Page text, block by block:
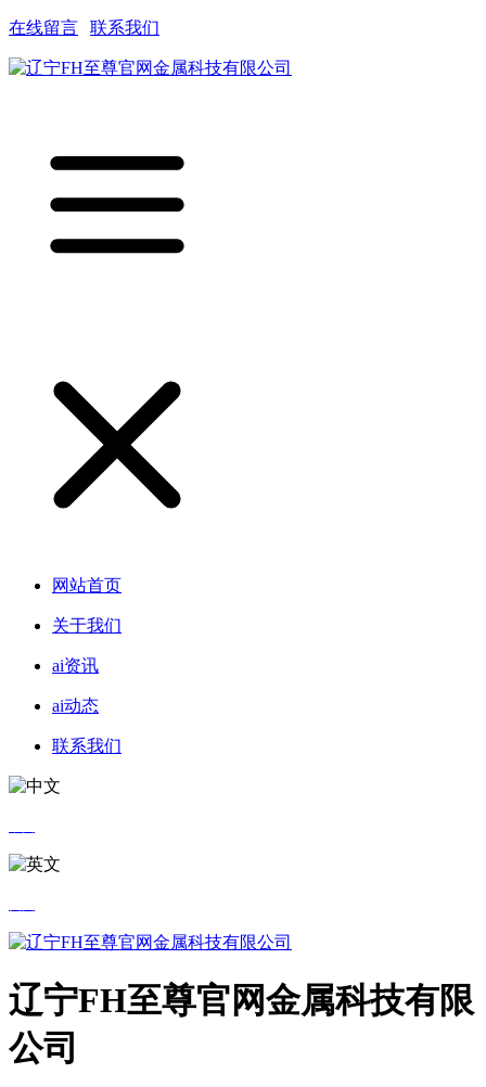
在线留言 联系我们
网站首页
关于我们
ai资讯
ai动态
联系我们
辽宁FH至尊官网金属科技有限
公司